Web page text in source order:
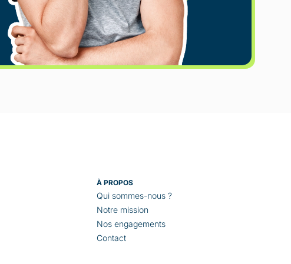
À PROPOS
Qui sommes-nous ?
Notre mission
Nos engagements
Contact